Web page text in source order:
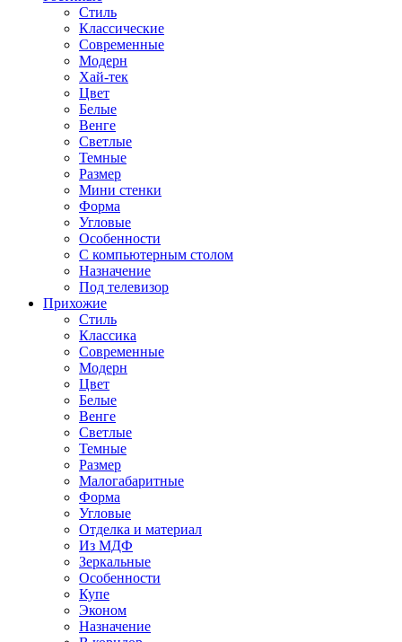
Стиль
Классические
Современные
Модерн
Хай-тек
Цвет
Белые
Венге
Светлые
Темные
Размер
Мини стенки
Форма
Угловые
Особенности
С компьютерным столом
Назначение
Под телевизор
Прихожие
Стиль
Классика
Современные
Модерн
Цвет
Белые
Венге
Светлые
Темные
Размер
Малогабаритные
Форма
Угловые
Отделка и материал
Из МДФ
Зеркальные
Особенности
Купе
Эконом
Назначение